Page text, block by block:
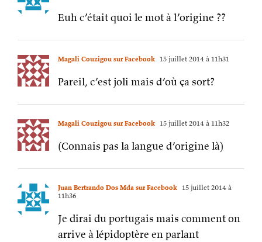
Euh c’était quoi le mot à l’origine ??
Magali Couzigou sur Facebook 15 juillet 2014 à 11h31
Pareil, c’est joli mais d’où ça sort?
Magali Couzigou sur Facebook 15 juillet 2014 à 11h32
(Connais pas la langue d’origine là)
Juan Bertrando Dos Mda sur Facebook 15 juillet 2014 à
11h36
Je dirai du portugais mais comment on
arrive à lépidoptère en parlant